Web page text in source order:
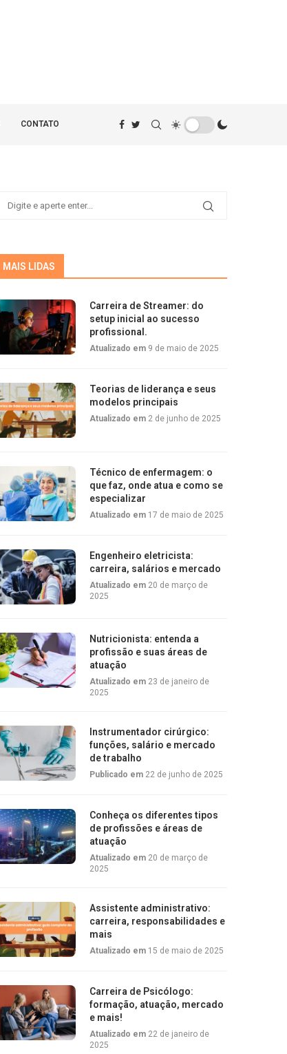
CONTATO
MAIS LIDAS
Carreira de Streamer: do
setup inicial ao sucesso
profissional.
Atualizado em 9 de maio de 2025
Teorias de liderança e seus
modelos principais
Atualizado em 2 de junho de 2025
Técnico de enfermagem: o
que faz, onde atua e como se
especializar
Atualizado em 17 de maio de 2025
Engenheiro eletricista:
carreira, salários e mercado
Atualizado em 20 de março de
2025
Nutricionista: entenda a
profissão e suas áreas de
atuação
Atualizado em 23 de janeiro de
2025
Instrumentador cirúrgico:
funções, salário e mercado
de trabalho
Publicado em 22 de junho de 2025
Conheça os diferentes tipos
de profissões e áreas de
atuação
Atualizado em 20 de março de
2025
Assistente administrativo:
carreira, responsabilidades e
mais
Atualizado em 15 de maio de 2025
Carreira de Psicólogo:
formação, atuação, mercado
e mais!
Atualizado em 22 de janeiro de
2025